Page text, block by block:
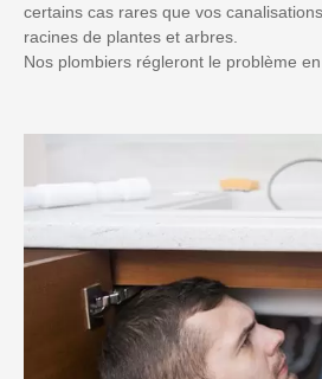
certains cas rares que vos
racines de plantes et arbres.
Nos plombiers régleront le problème